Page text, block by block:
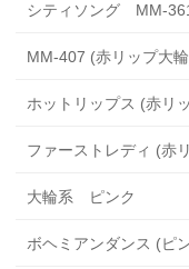
シティソング MM-
MM-407 (赤リップ大
ホットリップス (赤リ
ファーストレディ (赤
大輪系 ピンク
ボヘミアンダンス (ピ